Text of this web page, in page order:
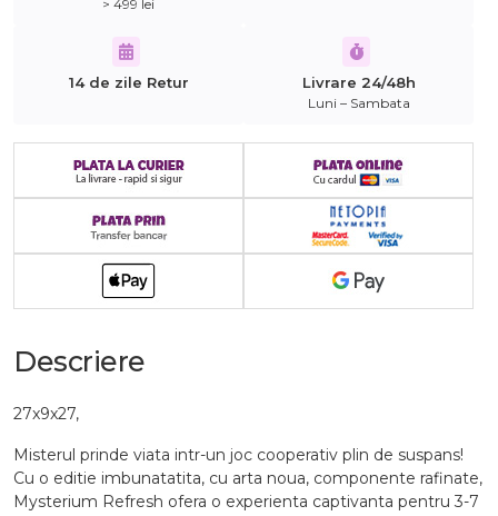
> 499 lei
14 de zile Retur Livrare 24/48h
Luni – Sambata
Descriere
27x9x27,
Misterul prinde viata intr-un joc cooperativ plin de suspans!
Cu o editie imbunatatita, cu arta noua, componente rafinate,
Mysterium Refresh ofera o experienta captivanta pentru 3-7